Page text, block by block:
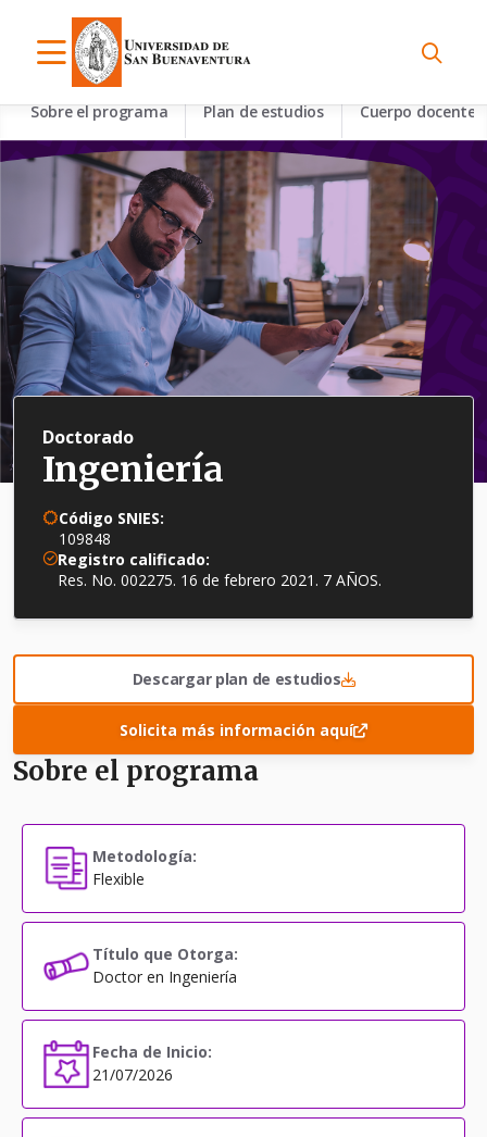
Sobre el programa Plan de estudios Cuerpo docente
Doctorado
Ingeniería
Código SNIES:
109848
Registro calificado:
Res. No. 002275. 16 de febrero 2021. 7 AÑOS.
Descargar plan de estudios
Solicita más información aquí
Sobre el programa
Metodología:
Flexible
Título que Otorga:
Doctor en Ingeniería
Fecha de Inicio:
21/07/2026